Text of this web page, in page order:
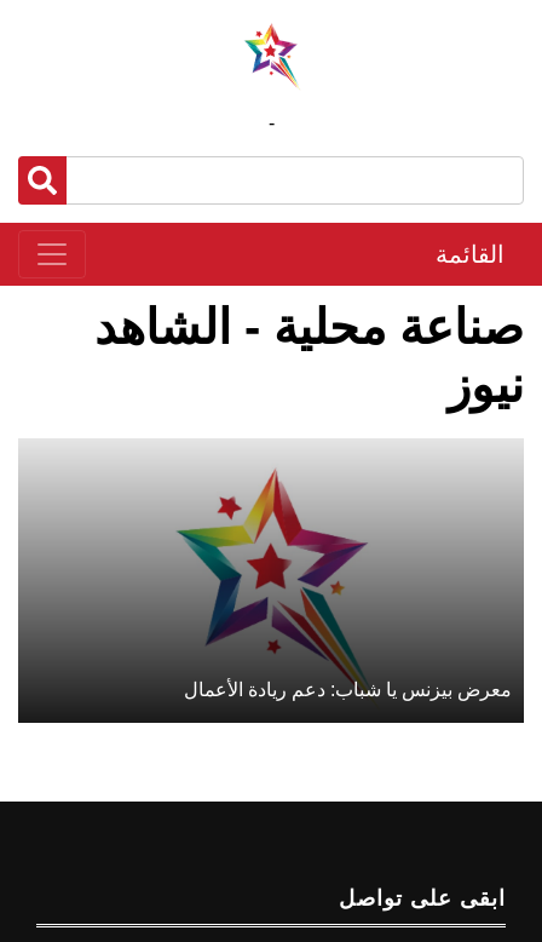
-
القائمة
صناعة محلية - الشاهد
نيوز
معرض بيزنس يا شباب: دعم ريادة الأعمال
ابقى على تواصل